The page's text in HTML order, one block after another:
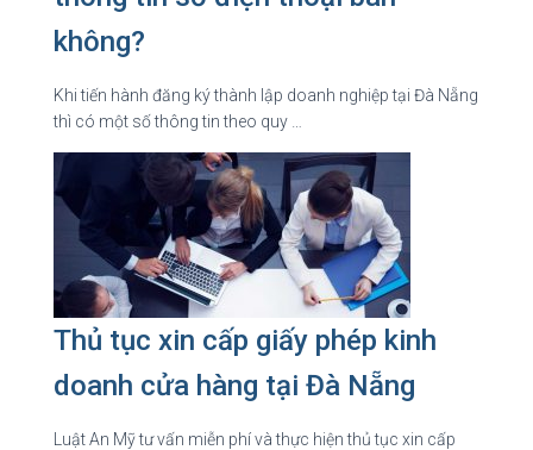
không?
Khi tiến hành đăng ký thành lập doanh nghiệp tại Đà Nẵng
thì có một số thông tin theo quy …
Thủ tục xin cấp giấy phép kinh
doanh cửa hàng tại Đà Nẵng
Luật An Mỹ tư vấn miễn phí và thực hiện thủ tục xin cấp